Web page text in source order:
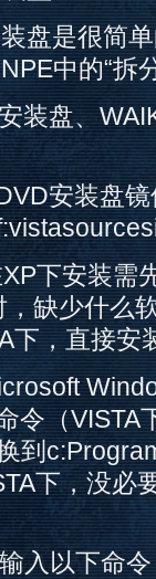
盘是很简
中的“拆
装盘、
安装盘
下安装需
缺少什么
下，直接安
令（VISTA
到
下，没必
入以下命